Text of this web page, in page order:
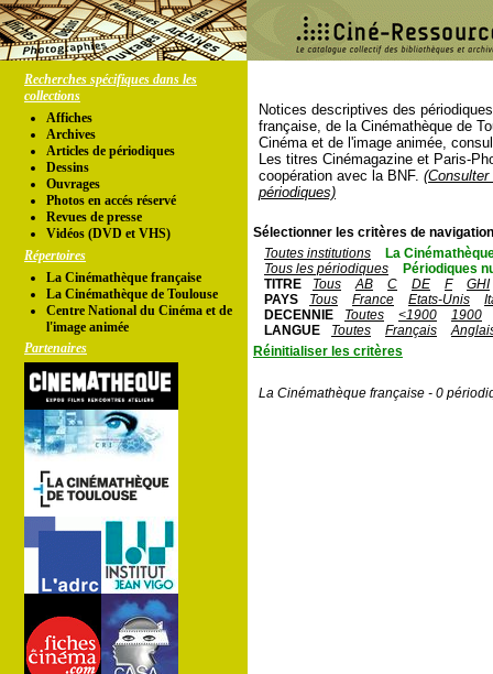
Recherches spécifiques dans les
collections
Affiches
Archives
Articles de périodiques
Dessins
Ouvrages
Photos en accés réservé
Revues de presse
Vidéos (DVD et VHS)
Répertoires
La Cinémathèque française
La Cinémathèque de Toulouse
Centre National du Cinéma et de
l'image animée
Partenaires
Notices descriptives des
française, de la Cinémathèque de
Cinéma et de l'image animée,
Les titres Cinémagazine et Paris-
coopération avec la BNF.
périodiques)
Sélectionner les critères de
Toutes institutions
La
Tous les périodiques
Périodiques
TITRE
Tous AB C DE F
GHI
PAYS
Tous France Etats-Unis
DECENNIE
Toutes <1900
1900
LANGUE
Toutes Français
Réinitialiser les critères
La Cinémathèque française - 0